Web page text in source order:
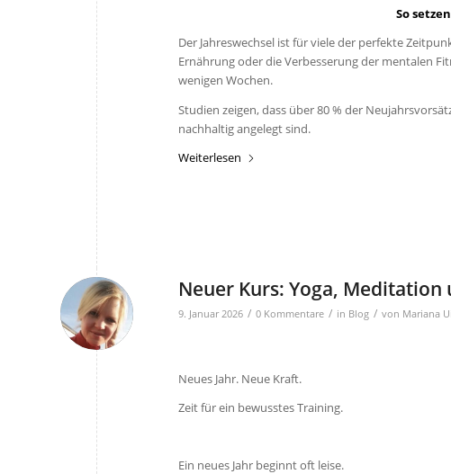
So
Der Jahreswechsel ist für viele der perfekte
Ernährung oder die Verbesserung der mentalen
wenigen Wochen.
Studien zeigen, dass über 80 % der
nachhaltig angelegt sind.
Weiterlesen
Neuer Kurs: Yoga,
9. Januar 2026 / 0 Kommentare / in Blog / von Mariana
Neues Jahr. Neue Kraft.
Zeit für ein bewusstes Training.
Ein neues Jahr beginnt oft leise.